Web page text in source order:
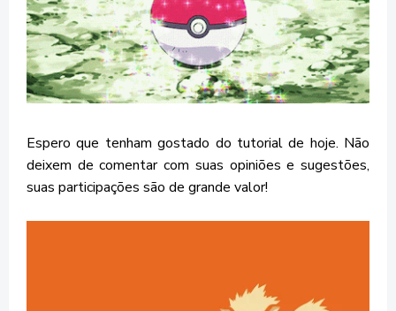
Espero que tenham gostado do tutorial de hoje. Não
deixem de comentar com suas opiniões e sugestões,
suas participações são de grande valor!